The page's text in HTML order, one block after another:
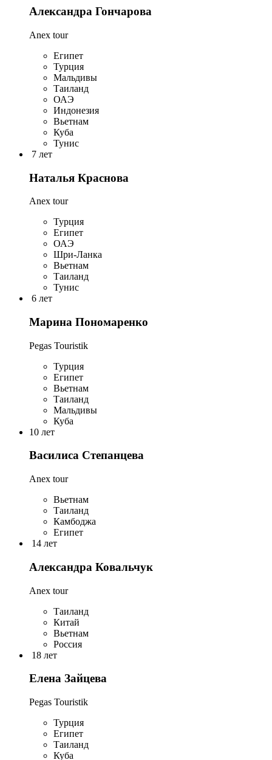
Александра Гончарова
Anex tour
Египет
Турция
Мальдивы
Таиланд
ОАЭ
Индонезия
Вьетнам
Куба
Тунис
7 лет
Наталья Краснова
Anex tour
Турция
Египет
ОАЭ
Шри-Ланка
Вьетнам
Таиланд
Тунис
6 лет
Марина Пономаренко
Pegas Touristik
Турция
Египет
Вьетнам
Таиланд
Мальдивы
Куба
10 лет
Василиса Степанцева
Anex tour
Вьетнам
Таиланд
Камбоджа
Египет
14 лет
Александра Ковальчук
Anex tour
Таиланд
Китай
Вьетнам
Россия
18 лет
Елена Зайцева
Pegas Touristik
Турция
Египет
Таиланд
Куба